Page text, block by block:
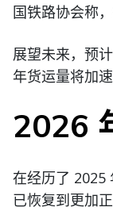
国铁路协会称
展望未来，预
年货运量将加速
2026
在经历了 2025
已恢复到更加